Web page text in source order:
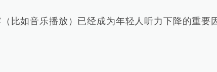
如音乐播放）已经成为年轻人听力下降的重要